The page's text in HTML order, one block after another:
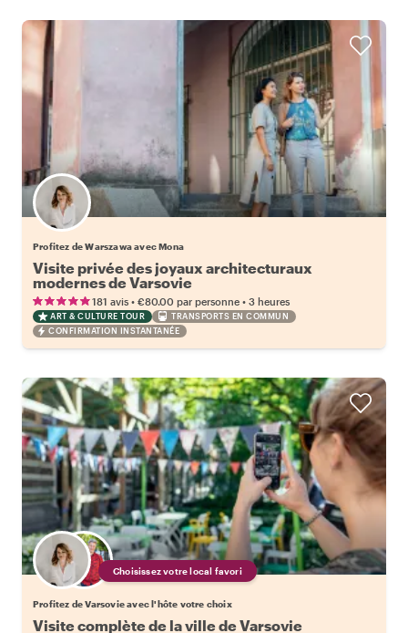
Profitez de Warszawa avec Mona
Visite privée des joyaux architecturaux
modernes de Varsovie
181 avis • €80.00 par personne • 3 heures
ART & CULTURE TOUR
TRANSPORTS EN COMMUN
CONFIRMATION INSTANTANÉE
Choisissez votre local favori
Profitez de Varsovie avec l'hôte votre choix
Visite complète de la ville de Varsovie